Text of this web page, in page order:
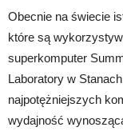
Obecnie na świecie
które są
superkomputer
Laboratory w
najpotężniejszych
wydajność